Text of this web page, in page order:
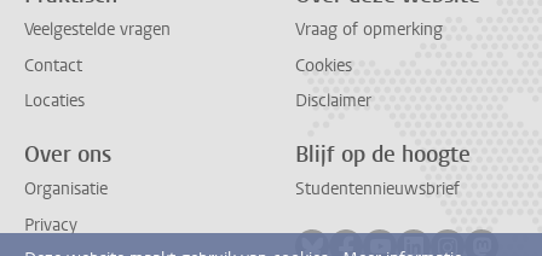
Veelgestelde vragen
Contact
Locaties
Vraag of opmerking
Cookies
Disclaimer
Over ons
Organisatie
Privacy
Blijf op de hoogte
Studentennieuwsbrief